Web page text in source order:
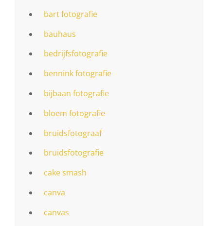
bart fotografie
bauhaus
bedrijfsfotografie
bennink fotografie
bijbaan fotografie
bloem fotografie
bruidsfotograaf
bruidsfotografie
cake smash
canva
canvas